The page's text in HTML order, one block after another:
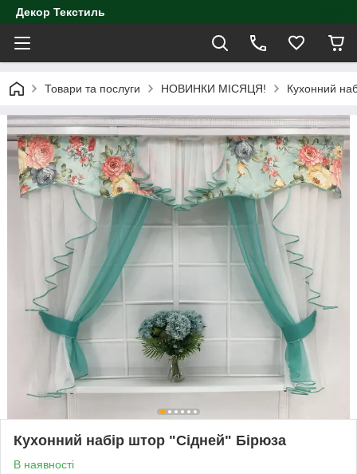
Декор Текстиль
Товари та послуги НОВИНКИ МІСЯЦЯ! Кухонний
Кухонний набір штор "Сідней" Бірюза
В наявності